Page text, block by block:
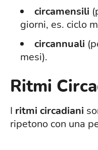
circamensili
giorni, es. ciclo
circannuali
mesi).
Ritmi
I ritmi circadiani
ripetono con una